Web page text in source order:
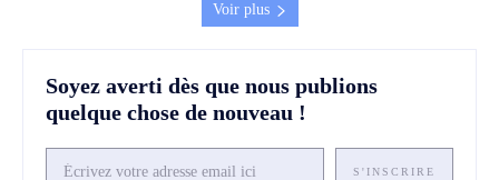
Voir plus
Soyez averti dès que nous publions
quelque chose de nouveau !
S'INSCRIRE